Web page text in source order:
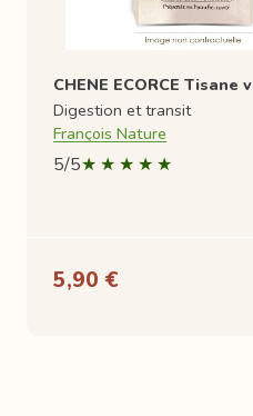
CHENE ECORCE Tisane
Digestion et transit
François Nature
5/5
5,90 €